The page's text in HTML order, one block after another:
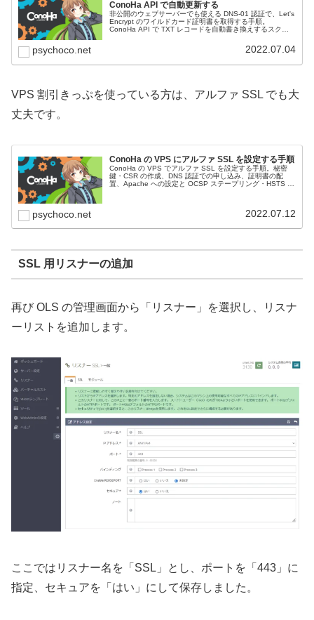
ConoHa API で自動更新する
非公開のウェブサーバーでも使える DNS-01 認証で、Let's
Encrypt のワイルドカード証明書を取得する手順。
ConoHa API で TXT レコードを自動書き換えするスクリ
psychoco.net 2022.07.04
VPS 割引きっぷを使っている方は、アルファ SSL でも大
丈夫です。
ConoHa の VPS にアルファ SSL を設定する手順
ConoHa の VPS でアルファ SSL を設定する手順。秘密
鍵・CSR の作成、DNS 認証での申し込み、証明書の配
置、Apache への設定と OCSP ステープリング・HSTS の
psychoco.net 2022.07.12
SSL 用リスナーの追加
再び OLS の管理画面から「リスナー」を選択し、リスナ
ーリストを追加します。
ここではリスナー名を「SSL」とし、ポートを「443」に
指定、セキュアを「はい」にして保存しました。